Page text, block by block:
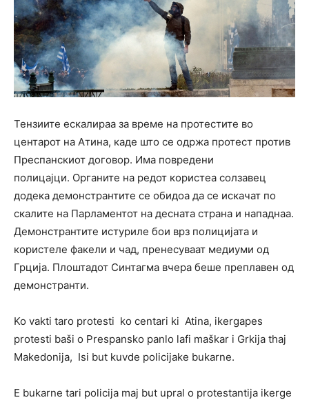
Тензиите ескалираа за време на протестите во
центарот на Атина, каде што се одржа протест против
Преспанскиот договор. Има повредени
полицајци. Органите на редот користеа солзавец
додека демонстрантите се обидоа да се искачат по
скалите на Парламентот на десната страна и нападнаа.
Демонстрантите истуриле бои врз полицијата и
користеле факели и чад, пренесуваат медиуми од
Грција. Плоштадот Синтагма вчера беше преплавен од
демонстранти.
Ko vakti taro protesti ko centari ki Atina, ikergapes
protesti baši o Prespansko panlo lafi maškar i Grkija thaj
Makedonija, Isi but kuvde policijake bukarne.
E bukarne tari policija maj but upral o protestantija ikerge